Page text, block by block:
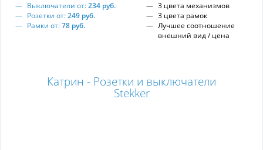
Выключатели от:234 руб.
Розетки от:249 руб.
Рамки от:78 руб.
3 цвета механизмов
3 цвета рамок
Лучшее соотношение
внешний вид / цена
Катрин - Розетки и выключатели
Stekker